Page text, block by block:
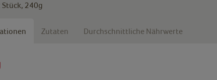
240g
Zutaten Durchschnittliche Nährwerte